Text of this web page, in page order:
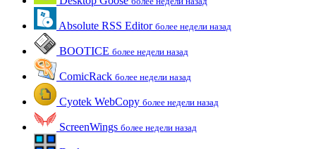
Absolute RSS Editor более недели назад
BOOTICE более недели назад
ComicRack более недели назад
Cyotek WebCopy более недели назад
ScreenWings более недели назад